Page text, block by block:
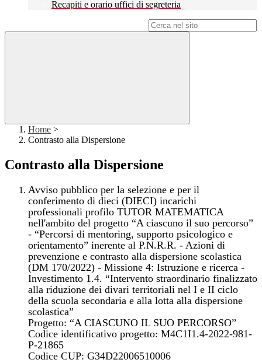
Recapiti e orario uffici di segreteria
Home >
Contrasto alla Dispersione
Contrasto alla Dispersione
Avviso pubblico per la selezione e per il
conferimento di dieci (DIECI) incarichi
professionali profilo TUTOR MATEMATICA
nell'ambito del progetto “A ciascuno il suo percorso”
- “Percorsi di mentoring, supporto psicologico e
orientamento” inerente al P.N.R.R. - Azioni di
prevenzione e contrasto alla dispersione scolastica
(DM 170/2022) - Missione 4: Istruzione e ricerca -
Investimento 1.4. “Intervento straordinario finalizzato
alla riduzione dei divari territoriali nel I e II ciclo
della scuola secondaria e alla lotta alla dispersione
scolastica”
Progetto: “A CIASCUNO IL SUO PERCORSO”
Codice identificativo progetto: M4C1I1.4-2022-981-
P-21865
Codice CUP: G34D22006510006